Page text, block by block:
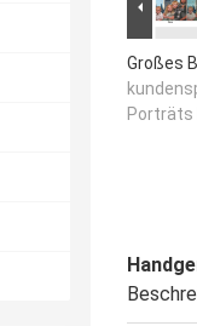
Großes
Porträts